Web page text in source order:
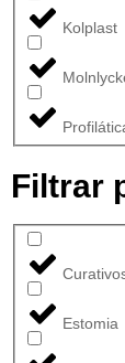
Kolplast
Filtrar
Estomia